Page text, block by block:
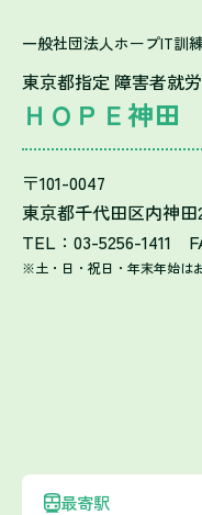
一般社団法人ホープIT訓
東京都指定 障害者就
ＨＯＰＥ神田
〒101-0047
東京都千代田区内神
TEL：03-5256-1411
※土・日・祝日・年末年始は
最寄駅